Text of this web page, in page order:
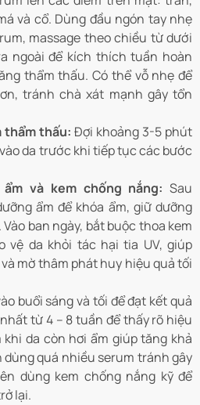
và cổ. Dùng đầu ngón tay nhẹ
massage theo chiều từ dưới
ngoài để kích thích tuần hoàn
thẩm thấu. Có thể vỗ nhẹ để
tránh chà xát mạnh gây tổn
thẩm thấu: Đợi khoảng 3-5 phút
da trước khi tiếp tục các bước
và kem chống nắng: Sau
ẩm để khóa ẩm, giữ dưỡng
ban ngày, bắt buộc thoa kem
vệ da khỏi tác hại tia UV, giúp
mờ thâm phát huy hiệu quả tối
buổi sáng và tối để đạt kết quả
từ 4 – 8 tuần để thấy rõ hiệu
da còn hơi ẩm giúp tăng khả
quá nhiều serum tránh gây
dùng kem chống nắng kỹ để
lại.